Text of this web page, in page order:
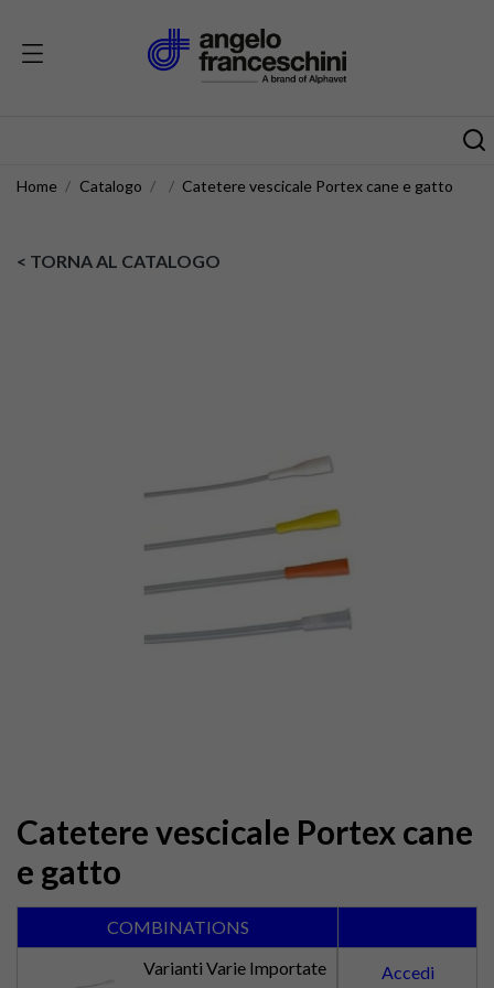
Home Catalogo Catetere vescicale Portex cane e gatto
< TORNA AL CATALOGO
Catetere vescicale Portex cane
e gatto
COMBINATIONS
Varianti Varie Importate
Accedi